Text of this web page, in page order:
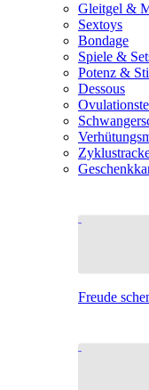
Gleitgel &
Sextoys
Bondage
Spiele &
Potenz &
Dessous
Freude